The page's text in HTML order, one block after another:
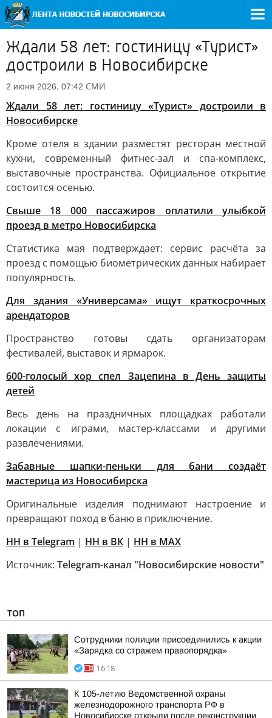
Ждали 58 лет: гостиницу «Турист»
достроили в Новосибирске
2 июня 2026, 07:42 СМИ
Ждали 58 лет: гостиницу «Турист» достроили в
Новосибирске
Кроме отеля в здании разместят ресторан местной
кухни, современный фитнес-зал и спа-комплекс,
выставочные пространства. Официальное открытие
состоится осенью.
Свыше 18 000 пассажиров оплатили улыбкой
проезд в метро Новосибирска
Статистика мая подтверждает: сервис расчёта за
проезд с помощью биометрических данных набирает
популярность.
Для здания «Универсама» ищут краткосрочных
арендаторов
Пространство готовы сдать организаторам
фестивалей, выставок и ярмарок.
600-голосый хор спел Зацепина в День защиты
детей
Весь день на праздничных площадках работали
локации с играми, мастер-классами и другими
развлечениями.
Забавные шапки-пеньки для бани создаёт
мастерица из Новосибирска
Оригинальные изделия поднимают настроение и
превращают поход в баню в приключение.
НН в Telegram | НН в ВК | НН в MAX
Источник: Telegram-канал "Новосибирские новости"
ТОП
Сотрудники полиции присоединились к акции
«Зарядка со стражем правопорядка»
16:18
К 105-летию Ведомственной охраны
железнодорожного транспорта РФ в
Новосибирске открыли после реконструкции